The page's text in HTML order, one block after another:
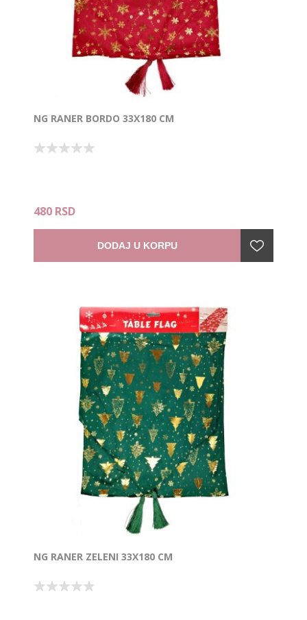
NG RANER BORDO 33X180 CM
480 RSD
DODAJ U KORPU
NG RANER ZELENI 33X180 CM